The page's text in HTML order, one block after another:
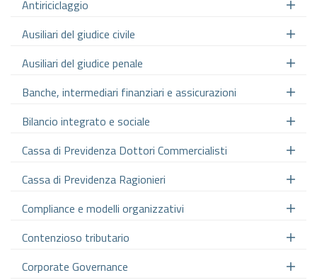
Antiriciclaggio
Ausiliari del giudice civile
Ausiliari del giudice penale
Banche, intermediari finanziari e assicurazioni
Bilancio integrato e sociale
Cassa di Previdenza Dottori Commercialisti
Cassa di Previdenza Ragionieri
Compliance e modelli organizzativi
Contenzioso tributario
Corporate Governance